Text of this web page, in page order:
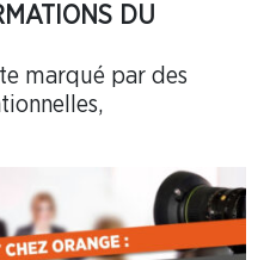
DU
marqué par des